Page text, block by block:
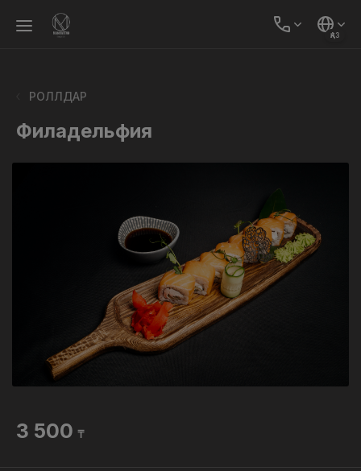
ҚАЗ
РОЛЛДАР
Филадельфия
3 500 ₸